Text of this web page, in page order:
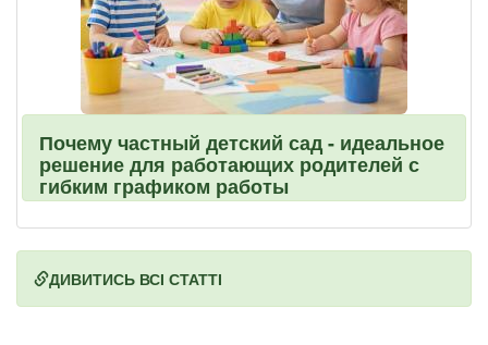
Почему частный детский сад - идеальное
решение для работающих родителей с
гибким графиком работы
ДИВИТИСЬ ВСІ СТАТТІ